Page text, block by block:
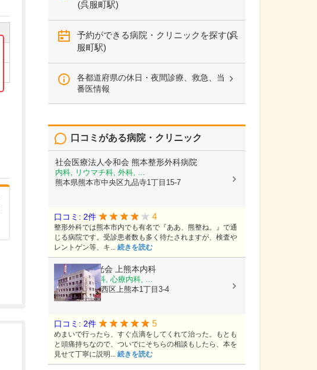
(呉服町駅)
予約ができる病院・クリニックを探す(呉
服町駅)
各都道府県の休日・夜間診療、救急、当
番医情報
口コミがある病院・クリニック
社会医療法人令和会 熊本整形外科病院
内科, リウマチ科, 外科, ...
熊本県熊本市中央区九品寺1丁目15-7
口コミ: 2件 4
整形外科では熊本市内でも有名で『ああ、熊整ね。』で通
じる病院です。受診患者数も多く待たされますが、検査や
レントゲン等、キ... 続きを読む
医療法人陽光会 上熊本内科
内科, 神経内科, 心療内科, ...
熊本県熊本市西区上熊本1丁目3-4
口コミ: 2件 5
めまいで行ったら、すぐ点滴をしてくれて治った。もとも
と頭痛持ちなので、ついでにそちらの相談もしたら、本を
見せて丁寧に説明... 続きを読む